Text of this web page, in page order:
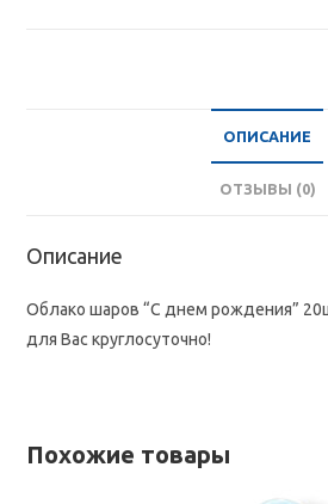
ОПИСАНИЕ
ОТЗЫВЫ (0)
Описание
Облако шаров “С днем рождения”
для Вас круглосуточно!
Похожие товары